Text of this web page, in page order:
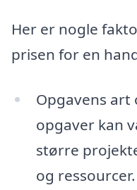
Her er nogle
prisen for en
Opgavens art
opgaver kan
større
og ressourcer.